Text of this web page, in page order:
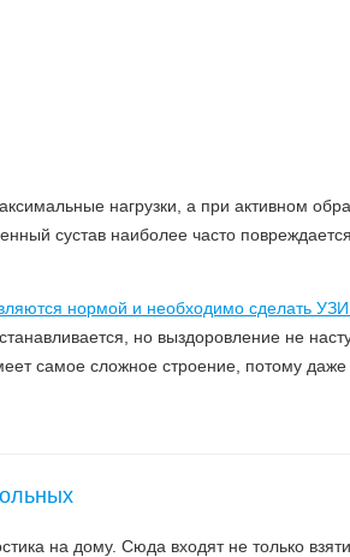
нагрузки, а при активном
сустав наиболее часто
нормой и необходимо сделать УЗИ
но выздоровление не
самое сложное строение, потому
на дому. Сюда входят не только